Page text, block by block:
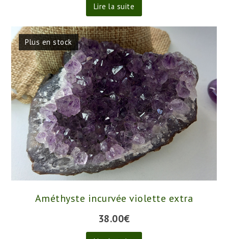
Lire la suite
Plus en stock
Améthyste incurvée violette extra
38.00€